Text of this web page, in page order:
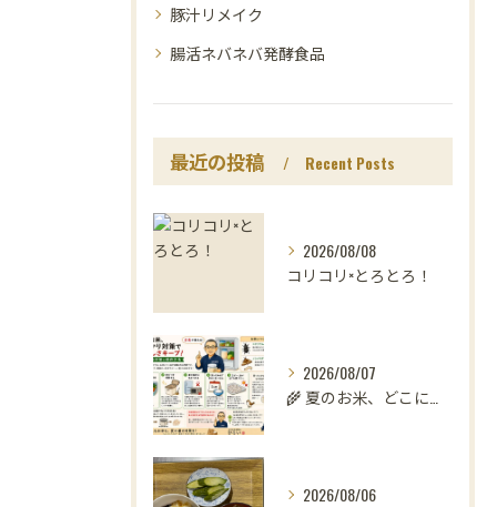
豚汁リメイク
腸活ネバネバ発酵食品
最近の投稿 Recent Posts
2026/08/08
コリコリ×とろとろ！
2026/08/07
2026/08/06